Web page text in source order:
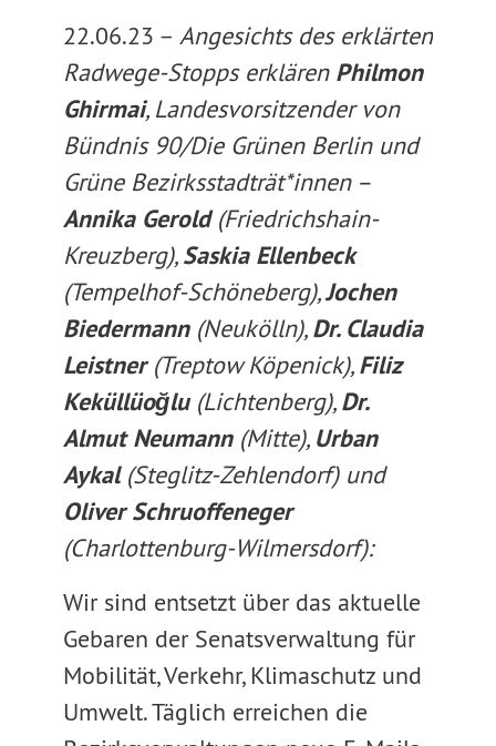
22.06.23 – Angesichts des erklärten
Radwege-Stopps erklären Philmon
Ghirmai, Landesvorsitzender von
Bündnis 90/Die Grünen Berlin und
Grüne Bezirksstadträt*innen –
Annika Gerold(Friedrichshain-
Kreuzberg),Saskia Ellenbeck
(Tempelhof-Schöneberg),Jochen
Biedermann(Neukölln),Dr. Claudia
Leistner(Treptow Köpenick),Filiz
Keküllüoğlu(Lichtenberg),Dr.
Almut Neumann(Mitte), Urban
Aykal(Steglitz-Zehlendorf) und
Oliver Schruoffeneger
(Charlottenburg-Wilmersdorf):
Wir sind entsetzt über das aktuelle
Gebaren der Senatsverwaltung für
Mobilität, Verkehr, Klimaschutz und
Umwelt. Täglich erreichen die